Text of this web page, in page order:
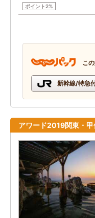
ポイント2%
こ
新幹線/特急
アワード2019関東・